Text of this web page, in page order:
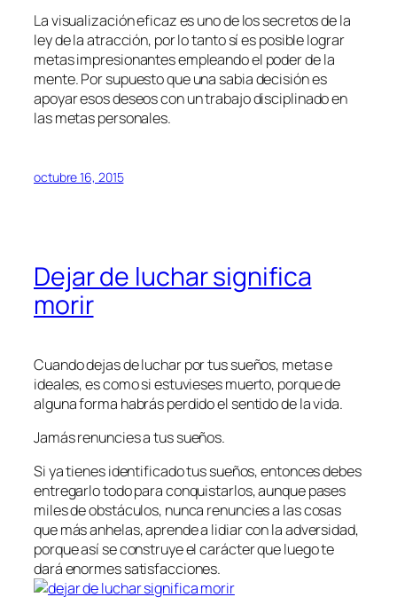
La visualización eficaz es uno de los secretos de la
ley de la atracción, por lo tanto sí es posible lograr
metas impresionantes empleando el poder de la
mente. Por supuesto que una sabia decisión es
apoyar esos deseos con un trabajo disciplinado en
las metas personales.
octubre 16, 2015
Dejar de luchar significa
morir
Cuando dejas de luchar por tus sueños, metas e
ideales, es como si estuvieses muerto, porque de
alguna forma habrás perdido el sentido de la vida.
Jamás renuncies a tus sueños.
Si ya tienes identificado tus sueños, entonces debes
entregarlo todo para conquistarlos, aunque pases
miles de obstáculos, nunca renuncies a las cosas
que más anhelas, aprende a lidiar con la adversidad,
porque así se construye el carácter que luego te
dará enormes satisfacciones.